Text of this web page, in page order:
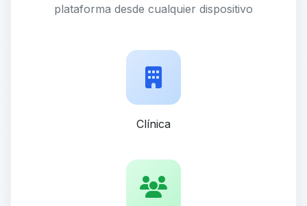
plataforma desde cualquier dispositivo
Clínica